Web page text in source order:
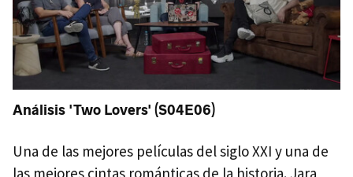
Análisis 'Two Lovers' (S04E06)
Una de las mejores películas del siglo XXI y una de
las mejores cintas románticas de la historia. Jara